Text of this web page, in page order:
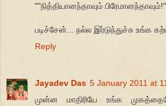
""நித்தியானந்தாவும்
படிச்சேன்... நல்ல இர்டுந்துச்சு உங்க
Reply
Jayadev Das 5 January 2011 at
முன்ன மாதிரியே உங்க